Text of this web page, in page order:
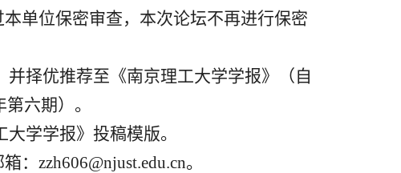
单位保密审查，本次论坛不再进行保密
择优推荐至《南京理工大学学报》（自
第六期） 。
大学学报》 投稿模版。
： zzh606@njust.edu.cn。